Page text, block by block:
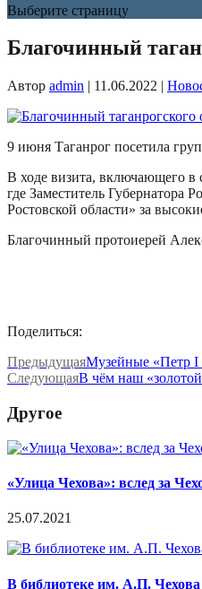
Выберите страницу
Благочинный
Автор admin | 11.06.2022 |
9 июня Таганрог посетила
В ходе визита, включающего в
где Заместитель Губернатора
Ростовской области» за
Благочинный протоиерей
Поделиться:
ПредыдущаяМузейные «Петр I
СледующаяВ чём наш «золотой
Другое
«Улица Чехова»: вслед за
25.07.2021
В библиотеке им. А.П. Чехова